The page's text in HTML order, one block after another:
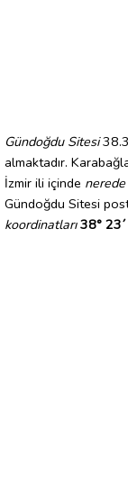
Gündoğdu Sitesi
almaktadır.
İzmir ili içinde nerede
Gündoğdu Sitesi
koordinatları 38°